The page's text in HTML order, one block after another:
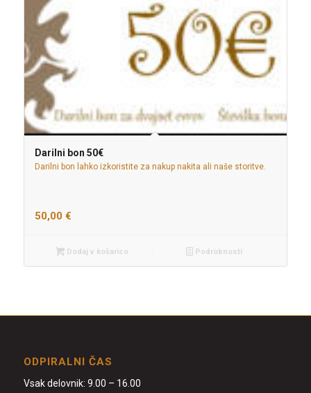
Darilni bon 50€
Darilni bon lahko izkoristite za nakup nakita ali naše storitve.
50,00 €
Dodaj v košarico Podrobnosti
ODPIRALNI ČAS
Vsak delovnik: 9.00 – 16.00